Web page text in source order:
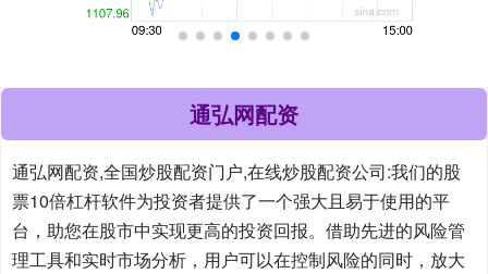
通弘网配资
通弘网配资,全国炒股配资门户,在线炒股配资公司:我们的股
票10倍杠杆软件为投资者提供了一个强大且易于使用的平
台，助您在股市中实现更高的投资回报。借助先进的风险管
理工具和实时市场分析，用户可以在控制风险的同时，放大